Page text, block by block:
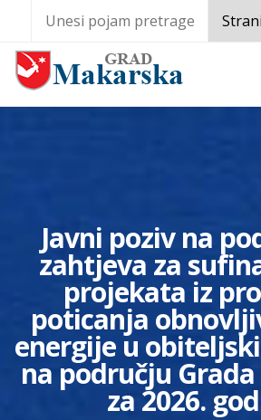
Javni poziv na
zahtjeva za
projekata iz
poticanja
energije u
na području
za 2026.